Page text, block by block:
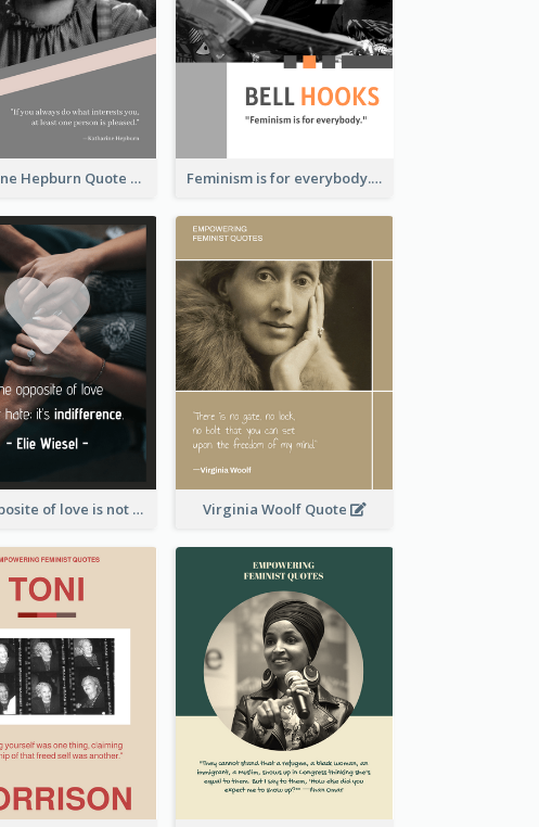
Katharine Hepburn Quote Feminism is for everybody. ―Bell Hooks
The opposite of love is not hate; it’s indifference. - Elie Wiesel Virginia Woolf Quote